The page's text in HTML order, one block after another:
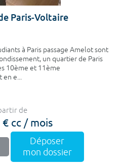
Paris-Voltaire
à Paris passage Amelot sont
un quartier de Paris
10ème et 11ème
en e...
de
cc / mois
Déposer
mon dossier